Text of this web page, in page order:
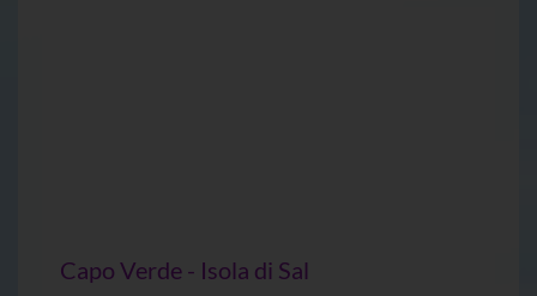
Capo Verde - Isola di Sal